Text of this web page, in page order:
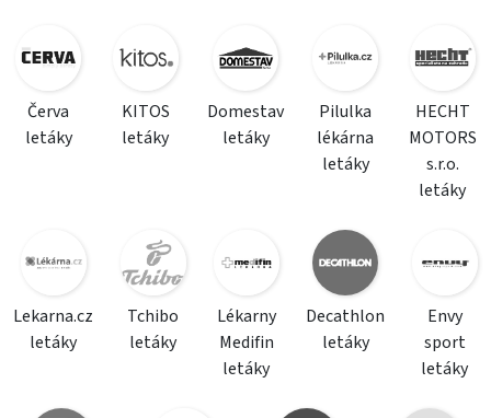
Červa
letáky
KITOS
letáky
Domestav
letáky
Pilulka
lékárna
letáky
HECHT
MOTORS
s.r.o.
letáky
Lekarna.cz
letáky
Tchibo
letáky
Lékarny
Medifin
letáky
Decathlon
letáky
Envy
sport
letáky